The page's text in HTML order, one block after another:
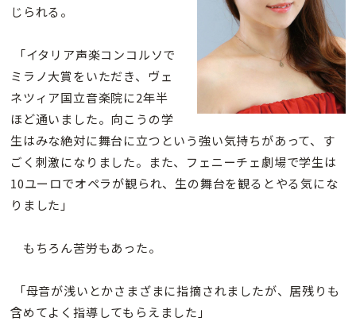
じられる。
「イタリア声楽コンコルソで
ミラノ大賞をいただき、ヴェ
ネツィア国立音楽院に2年半
ほど通いました。向こうの学
生はみな絶対に舞台に立つという強い気持ちがあって、す
ごく刺激になりました。また、フェニーチェ劇場で学生は
10ユーロでオペラが観られ、生の舞台を観るとやる気にな
りました」
もちろん苦労もあった。
「母音が浅いとかさまざまに指摘されましたが、居残りも
含めてよく指導してもらえました」